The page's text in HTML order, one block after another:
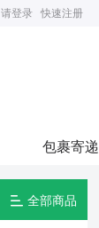
请登录 快速注册
包裹寄递
全部商品